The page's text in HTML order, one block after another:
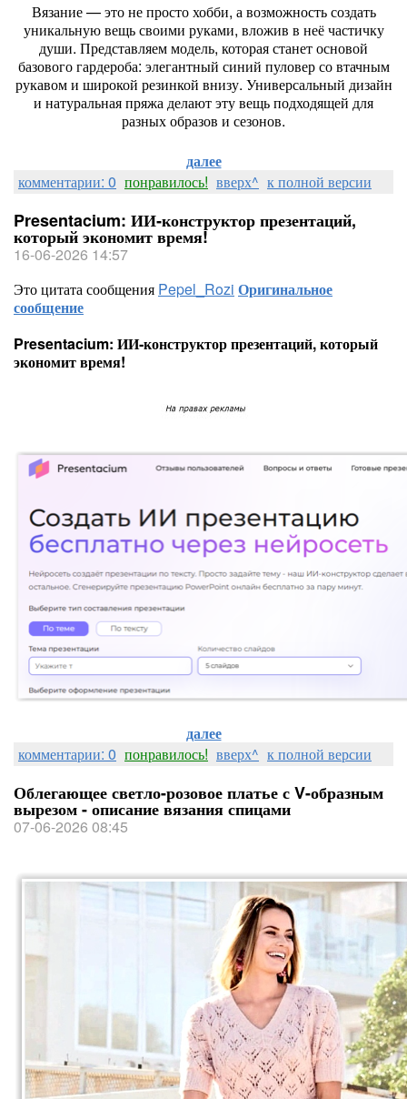
Вязание— этонепростохобби, авозможностьсоздать
уникальнуювещьсвоими руками, вложив в неёчастичку
души. Представляеммодель, котораястанетосновой
базовогогардероба: элегантный синий пуловерсовтачным
рукавоми широкой резинкой внизу. Универсальный дизайн
и натуральнаяпряжаделаютэтувещьподходящей для
разныхобразов и сезонов.
далее
комментарии: 0 понравилось! вверх^ к полной версии
Presentacium: ИИ‑конструктор презентаций,
который экономит время!
16-06-2026 14:57
Это цитата сообщения Pepel_Rozi Оригинальное
сообщение
Presentacium: ИИ‑конструктор презентаций, который
экономит время!
далее
комментарии: 0 понравилось! вверх^ к полной версии
Облегающее светло-розовое платье с V-образным
вырезом - описание вязания спицами
07-06-2026 08:45